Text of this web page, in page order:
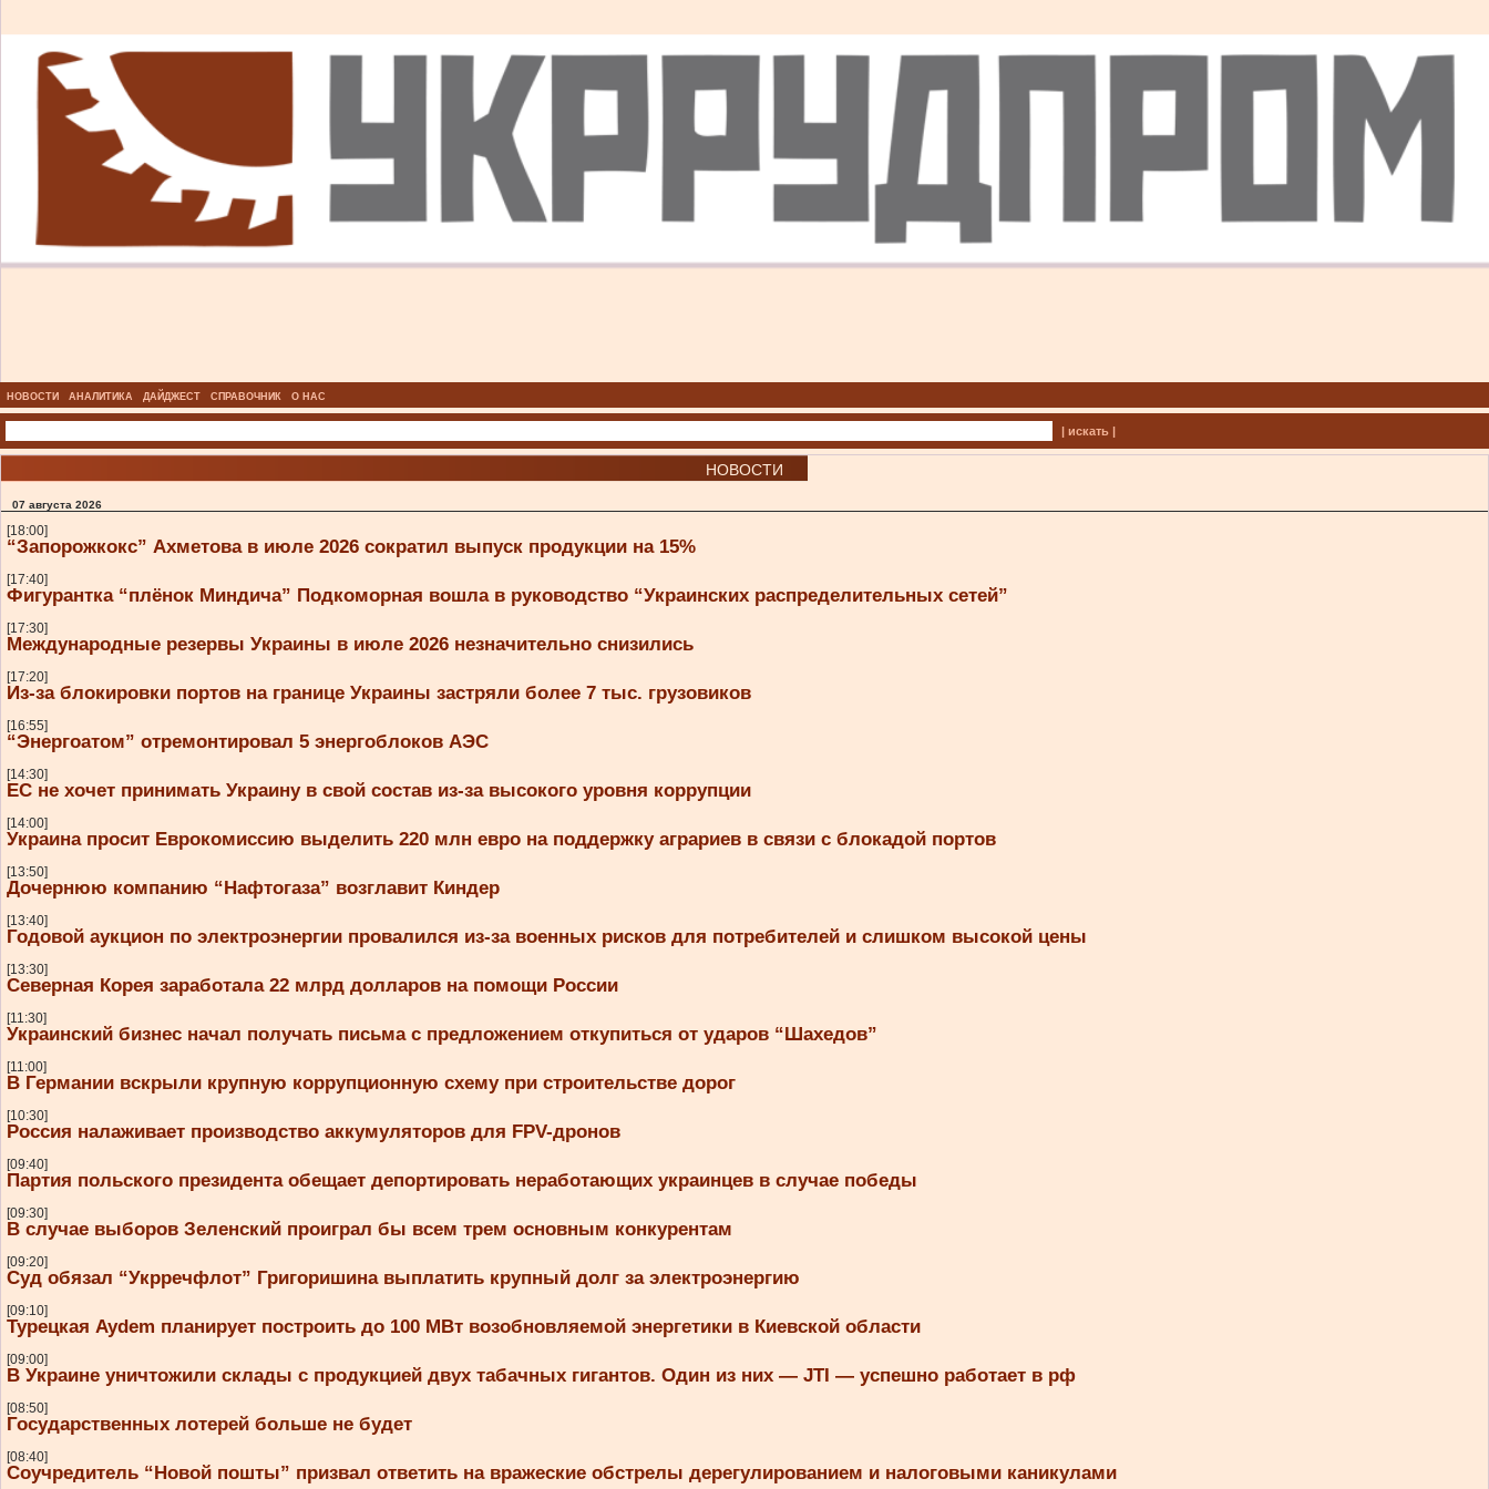
НОВОСТИ АНАЛИТИКА ДАЙДЖЕСТ СПРАВОЧНИК О НАС
| искать |
НОВОСТИ
07 августа 2026
[18:00]
“Запорожкокс” Ахметова в июле 2026 сократил выпуск продукции на 15%
[17:40]
Фигурантка “плёнок Миндича” Подкоморная вошла в руководство “Украинских распределительных сетей”
[17:30]
Международные резервы Украины в июле 2026 незначительно снизились
[17:20]
Из-за блокировки портов на границе Украины застряли более 7 тыс. грузовиков
[16:55]
“Энергоатом” отремонтировал 5 энергоблоков АЭС
[14:30]
ЕС не хочет принимать Украину в свой состав из-за высокого уровня коррупции
[14:00]
Украина просит Еврокомиссию выделить 220 млн евро на поддержку аграриев в связи с блокадой портов
[13:50]
Дочернюю компанию “Нафтогаза” возглавит Киндер
[13:40]
Годовой аукцион по электроэнергии провалился из-за военных рисков для потребителей и слишком высокой цены
[13:30]
Северная Корея заработала 22 млрд долларов на помощи России
[11:30]
Украинский бизнес начал получать письма с предложением откупиться от ударов “Шахедов”
[11:00]
В Германии вскрыли крупную коррупционную схему при строительстве дорог
[10:30]
Россия налаживает производство аккумуляторов для FPV-дронов
[09:40]
Партия польского президента обещает депортировать неработающих украинцев в случае победы
[09:30]
В случае выборов Зеленский проиграл бы всем трем основным конкурентам
[09:20]
Суд обязал “Укрречфлот” Григоришина выплатить крупный долг за электроэнергию
[09:10]
Турецкая Aydem планирует построить до 100 МВт возобновляемой энергетики в Киевской области
[09:00]
В Украине уничтожили склады с продукцией двух табачных гигантов. Один из них — JTI — успешно работает в рф
[08:50]
Государственных лотерей больше не будет
[08:40]
Соучредитель “Новой пошты” призвал ответить на вражеские обстрелы дерегулированием и налоговыми каникулами